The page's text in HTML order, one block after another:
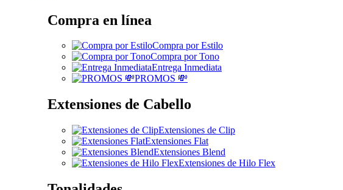
Compra en línea
Compra por Estilo
Compra por Tono
Entrega Inmediata
PROMOS 💸
Extensiones de Cabello
Extensiones de Clip
Extensiones Flat
Extensiones Blend
Extensiones de Hilo Flex